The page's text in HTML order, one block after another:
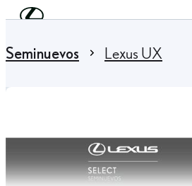
Skip to Main Content
Seminuevos Lexus UX